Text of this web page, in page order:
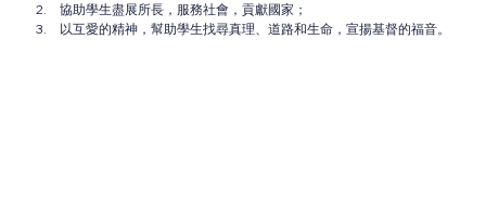
2. 協助學生盡展所長，服務社會，貢獻國家；
3. 以互愛的精神，幫助學生找尋真理、道路和生命，宣揚基督的福音。